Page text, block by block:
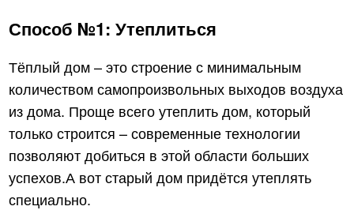
Способ №1: Утеплиться
Тёплый дом – это строение с минимальным
количеством самопроизвольных выходов воздуха
из дома. Проще всего утеплить дом, который
только строится – современные технологии
позволяют добиться в этой области больших
успехов.А вот старый дом придётся утеплять
специально.